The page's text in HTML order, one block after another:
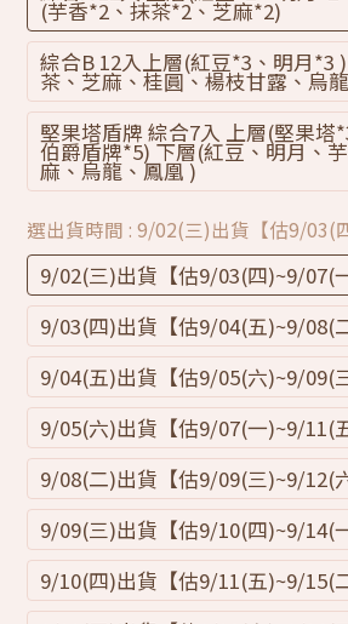
(芋香*2、抹茶*2、芝麻*2)
綜合B 12入上層(紅豆*3、明月*3
茶、芝麻、桂圓、楊枝甘露、烏
堅果塔盾牌 綜合7入 上層(堅果塔
伯爵盾牌*5) 下層(紅豆、明月、
麻、烏龍、鳳凰 )
選出貨時間 : 9/02(三)出貨【估9/03(
9/02(三)出貨【估9/03(四)~9/07(
9/03(四)出貨【估9/04(五)~9/08(
9/04(五)出貨【估9/05(六)~9/09(
9/05(六)出貨【估9/07(一)~9/11(
9/08(二)出貨【估9/09(三)~9/12(
9/09(三)出貨【估9/10(四)~9/14(
9/10(四)出貨【估9/11(五)~9/15(